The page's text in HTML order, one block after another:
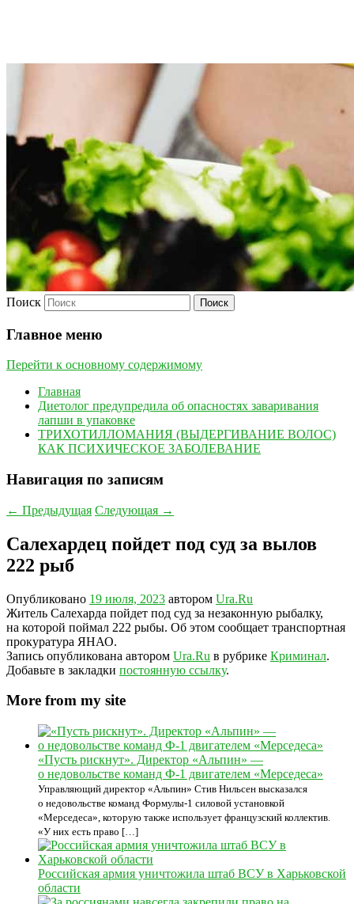
Поиск
Главное меню
Перейти к основному содержимому
Главная
Диетолог предупредила об опасностях заваривания
лапши в упаковке
ТРИХОТИЛЛОМАНИЯ (ВЫДЕРГИВАНИЕ ВОЛОС)
КАК ПСИХИЧЕСКОЕ ЗАБОЛЕВАНИЕ
Навигация по записям
← Предыдущая Следующая →
Салехардец пойдет под суд за вылов
222 рыб
Опубликовано 19 июля, 2023 автором Ura.Ru
Житель Салехарда пойдет под суд за незаконную рыбалку,
на которой поймал 222 рыбы. Об этом сообщает транспортная
прокуратура ЯНАО.
Запись опубликована автором Ura.Ru в рубрике Криминал.
Добавьте в закладки постоянную ссылку.
More from my site
«Пусть рискнут». Директор «Альпин» —
о недовольстве команд Ф-1 двигателем «Мерседеса»
Управляющий директор «Альпин» Стив Нильсен высказался
о недовольстве команд Формулы-1 силовой установкой
«Мерседеса», которую также использует французский коллектив.
«У них есть право […]
Российская армия уничтожила штаб ВСУ в Харьковской
области